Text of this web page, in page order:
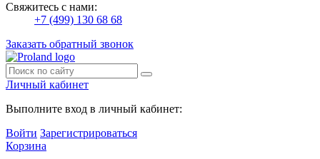
Свяжитесь с нами:
+7 (499) 130 68 68
Заказать обратный звонок
Личный кабинет
Выполните вход в личный кабинет:
Войти Зарегистрироваться
Корзина